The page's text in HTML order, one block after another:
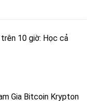
10 giờ: Học cả
Gia Bitcoin Krypton